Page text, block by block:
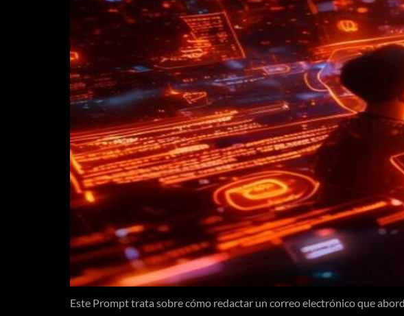
Este Prompt trata sobre cómo redactar un correo electrónico que